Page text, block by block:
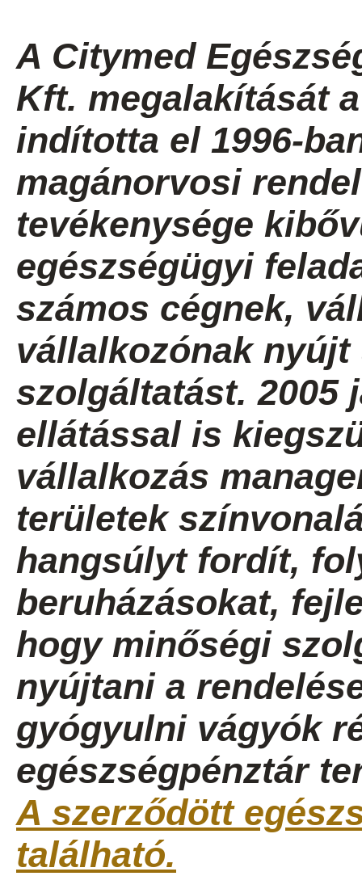
A Citymed
Kft. megalakítását
indította el 1996-
magánorvosi
tevékenysége
egészségügyi
számos cégnek,
vállalkozónak
szolgáltatást. 2005
ellátással is
vállalkozás
területek
hangsúlyt fordít,
beruházásokat,
hogy minőségi
nyújtani a
gyógyulni vágyók
egészségpénztár
A szerződött
található.